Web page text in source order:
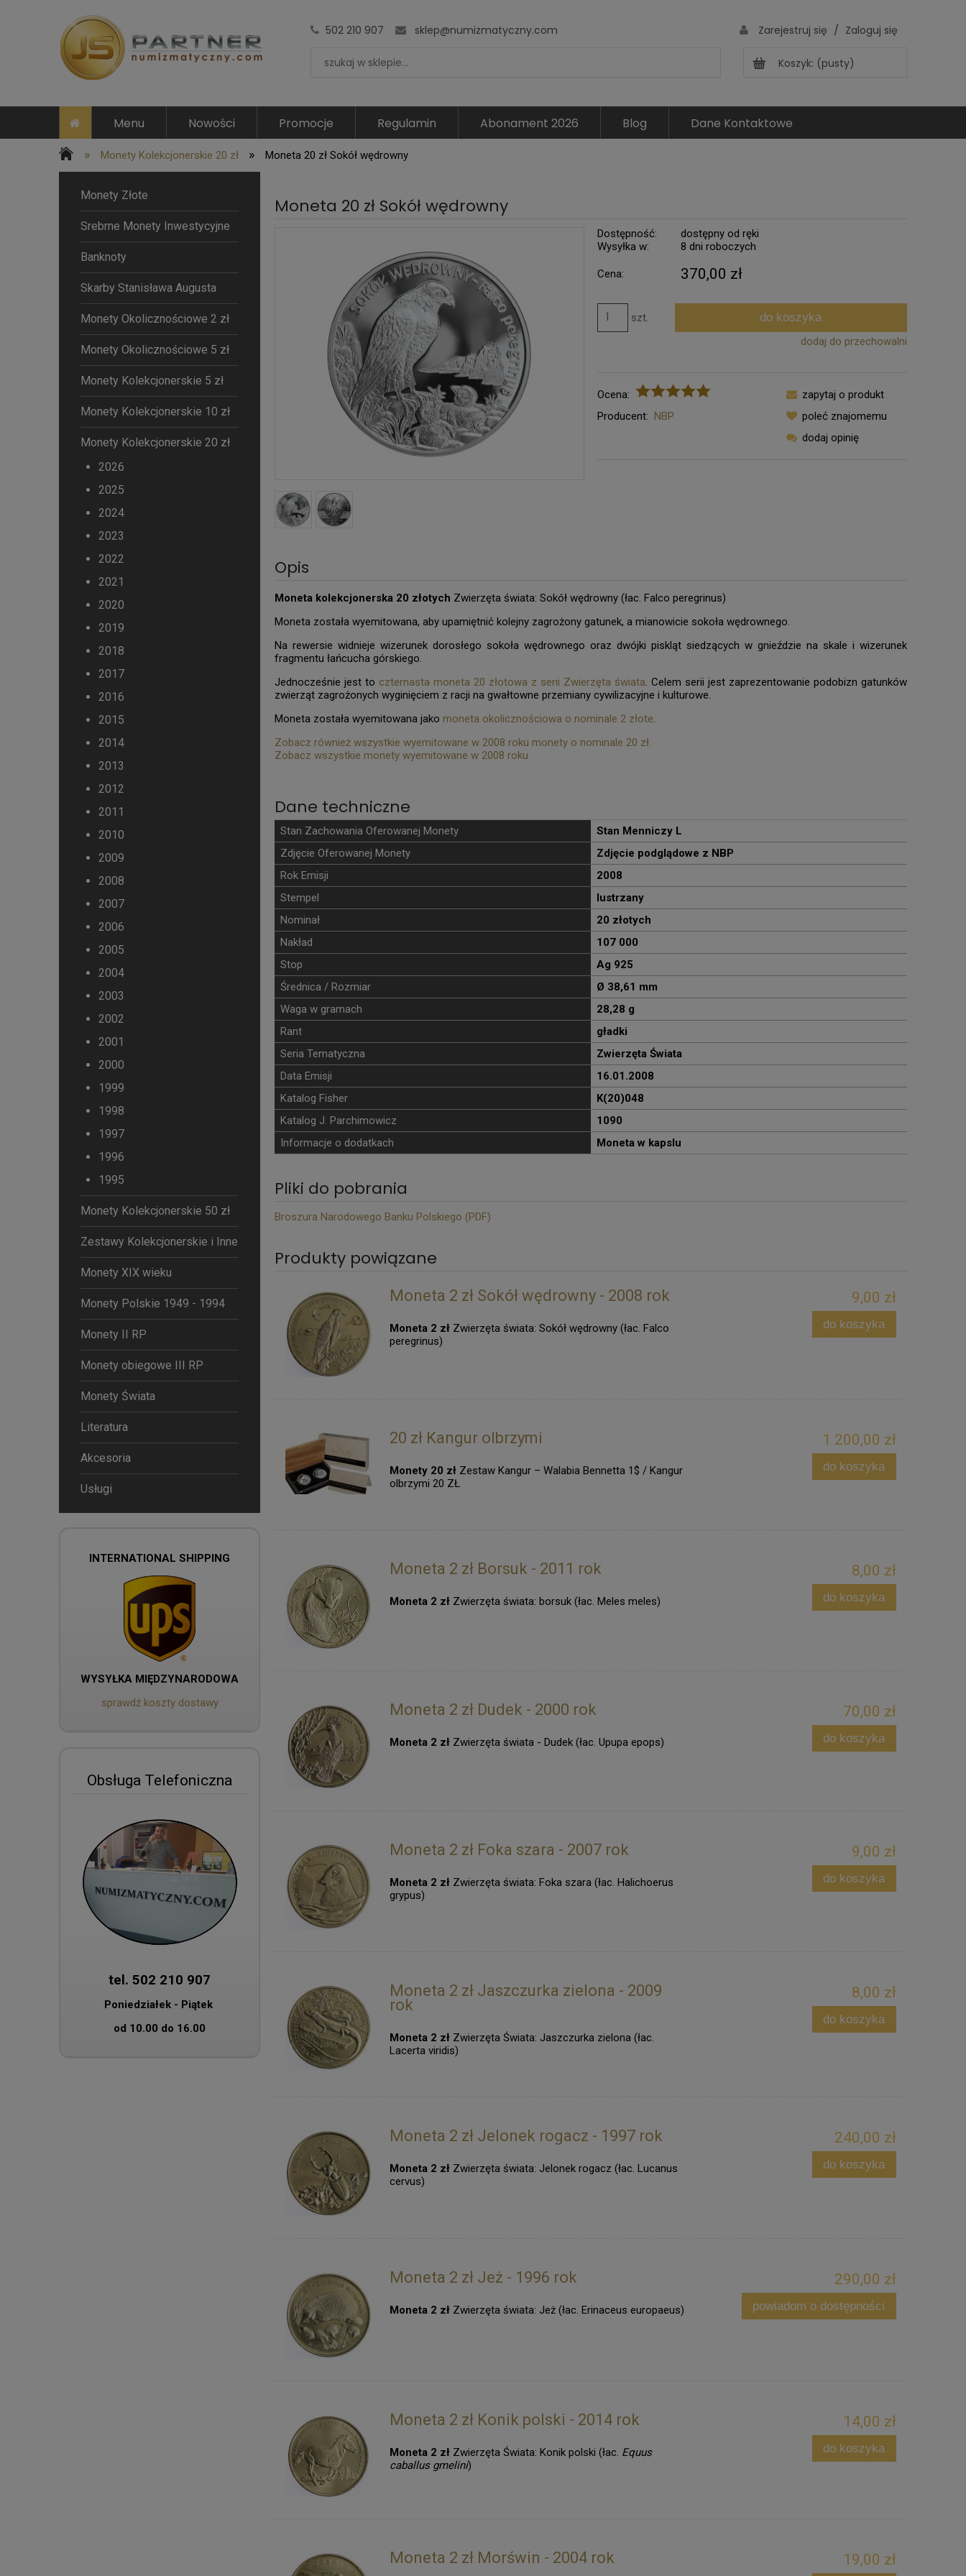
502 210 907 sklep@numizmatyczny.com Zarejestruj się / Zaloguj się
Koszyk: (pusty)
Menu Nowości Promocje Regulamin Abonament 2026 Blog Dane Kontaktowe
» Monety Kolekcjonerskie 20 zł » Moneta 20 zł Sokół wędrowny
Monety Złote
Srebrne Monety Inwestycyjne
Banknoty
Skarby Stanisława Augusta
Monety Okolicznościowe 2 zł
Monety Okolicznościowe 5 zł
Monety Kolekcjonerskie 5 zł
Monety Kolekcjonerskie 10 zł
Monety Kolekcjonerskie 20 zł
2026
2025
2024
2023
2022
2021
2020
2019
2018
2017
2016
2015
2014
2013
2012
2011
2010
2009
2008
2007
2006
2005
2004
2003
2002
2001
2000
1999
1998
1997
1996
1995
Monety Kolekcjonerskie 50 zł
Zestawy Kolekcjonerskie i Inne
Monety XIX wieku
Monety Polskie 1949 - 1994
Monety II RP
Monety obiegowe III RP
Monety Świata
Literatura
Akcesoria
Usługi
INTERNATIONAL SHIPPING
WYSYŁKA MIĘDZYNARODOWA
sprawdź koszty dostawy
Obsługa Telefoniczna
tel. 502 210 907
Poniedziałek - Piątek
od 10.00 do 16.00
Moneta 20 zł Sokół wędrowny
Dostępność:
dostępny od ręki
Wysyłka w:
8 dni roboczych
Cena: 370,00 zł
szt. do koszyka
dodaj do przechowalni
Ocena:
Producent: NBP
zapytaj o produkt
poleć znajomemu
dodaj opinię
Opis
Moneta kolekcjonerska 20 złotych Zwierzęta świata: Sokół wędrowny (łac. Falco peregrinus)
Moneta została wyemitowana, aby upamiętnić kolejny zagrożony gatunek, a mianowicie sokoła wędrownego.
Na rewersie widnieje wizerunek dorosłego sokoła wędrownego oraz dwójki piskląt siedzących w gnieździe na skale i wizerunek
fragmentu łańcucha górskiego.
Jednocześnie jest to czternasta moneta 20 złotowa z serii Zwierzęta świata. Celem serii jest zaprezentowanie podobizn gatunków
zwierząt zagrożonych wyginięciem z racji na gwałtowne przemiany cywilizacyjne i kulturowe.
Moneta została wyemitowana jako moneta okolicznościowa o nominale 2 złote.
Zobacz również wszystkie wyemitowane w 2008 roku monety o nominale 20 zł.
Zobacz wszystkie monety wyemitowane w 2008 roku
Dane techniczne
Stan Zachowania Oferowanej Monety
Stan Menniczy L
Zdjęcie Oferowanej Monety
Zdjęcie podglądowe z NBP
Rok Emisji
2008
Stempel
lustrzany
Nominał
20 złotych
Nakład
107 000
Stop
Ag 925
Średnica / Rozmiar
Ø 38,61 mm
Waga w gramach
28,28 g
Rant
gładki
Seria Tematyczna
Zwierzęta Świata
Data Emisji
16.01.2008
Katalog Fisher
K(20)048
Katalog J. Parchimowicz
1090
Informacje o dodatkach
Moneta w kapslu
Pliki do pobrania
Broszura Narodowego Banku Polskiego (PDF)
Produkty powiązane
Moneta 2 zł Sokół wędrowny - 2008 rok
Moneta 2 zł Zwierzęta świata: Sokół wędrowny (łac. Falco
peregrinus)
9,00 zł
do koszyka
20 zł Kangur olbrzymi
Monety 20 zł Zestaw Kangur – Walabia Bennetta 1$ / Kangur
olbrzymi 20 ZŁ
1 200,00 zł
do koszyka
Moneta 2 zł Borsuk - 2011 rok
Moneta 2 zł Zwierzęta świata: borsuk (łac. Meles meles)
8,00 zł
do koszyka
Moneta 2 zł Dudek - 2000 rok
Moneta 2 zł Zwierzęta świata - Dudek (łac. Upupa epops)
70,00 zł
do koszyka
Moneta 2 zł Foka szara - 2007 rok
Moneta 2 zł Zwierzęta świata: Foka szara (łac. Halichoerus
grypus)
9,00 zł
do koszyka
Moneta 2 zł Jaszczurka zielona - 2009
rok
Moneta 2 zł Zwierzęta Świata: Jaszczurka zielona (łac.
Lacerta viridis)
8,00 zł
do koszyka
Moneta 2 zł Jelonek rogacz - 1997 rok
Moneta 2 zł Zwierzęta świata: Jelonek rogacz (łac. Lucanus
cervus)
240,00 zł
do koszyka
Moneta 2 zł Jeż - 1996 rok
Moneta 2 zł Zwierzęta świata: Jeż (łac. Erinaceus europaeus)
290,00 zł
powiadom o dostępności
Moneta 2 zł Konik polski - 2014 rok
Moneta 2 zł Zwierzęta Świata: Konik polski (łac. Equus
caballus gmelini)
14,00 zł
do koszyka
Moneta 2 zł Morświn - 2004 rok 19,00 zł